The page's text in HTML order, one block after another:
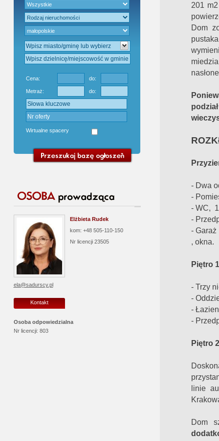
Cena: do:
Metraż: do:
Wirtualne spacery
Elżbieta Rudek
kom: +48 505-110-150
Nr licencji 23505
ela@sadurscy.pl
Kontakt
Osoba odpowiedzialna
Nr licencji: 803
201
Dom
- Dwa
-
- WC,
-
-
, okna.
Piętro
- Trzy
-
-
-
Piętro
linie
Dom